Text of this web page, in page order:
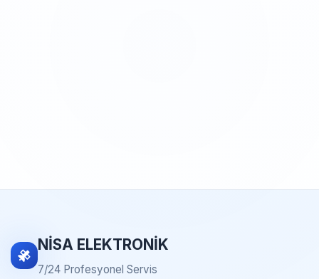
NİSA ELEKTRONİK
7/24 Profesyonel Servis